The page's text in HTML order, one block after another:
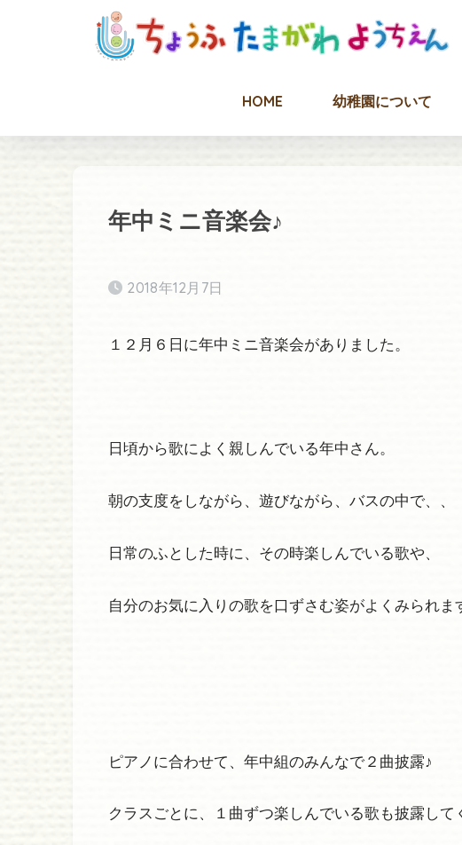
HOME 幼稚園について
年中ミニ音楽会♪
2018年12月7日
１２月６日に年中ミニ音楽会がありました。
日頃から歌によく親しんでいる年中さん。
朝の支度をしながら、遊びながら、バスの中で、、
日常のふとした時に、その時楽しんでいる歌や、
自分のお気に入りの歌を口ずさむ姿がよくみられま
ピアノに合わせて、年中組のみんなで２曲披露♪
クラスごとに、１曲ずつ楽しんでいる歌も披露して